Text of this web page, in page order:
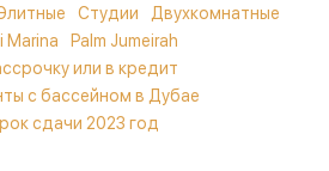
Студии
Двухкомнатные
Marina
Palm Jumeirah
или в кредит
с бассейном в Дубае
сдачи 2023 год